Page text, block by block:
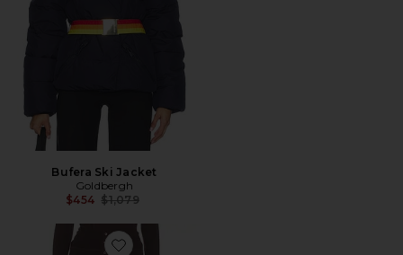
Bufera Ski Jacket
Goldbergh
$454 Previous price:
$1,079